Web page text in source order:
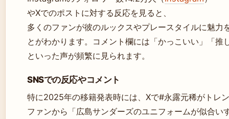
やXでのポストに対する反応を見ると、
多くのファンが彼のルックスやプレースタイルに魅力
とがわかります。コメント欄には「かっこいい」「推
といった声が頻繁に見られます。
SNSでの反応やコメント
特に2025年の移籍発表時には、Xで#永露元稀がトレ
ファンから「広島サンダーズのユニフォームが似合い